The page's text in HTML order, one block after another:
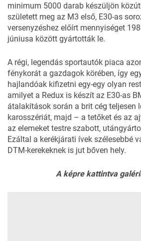
minimum 5000 darab készüljön
született meg az M3 első, E30-as
versenyzéshez előírt mennyiséget
júniusa között gyártották le.
A régi, legendás sportautók piaca
fénykorát a gazdagok körében, így
hajlandóak kifizetni egy-egy olyan
amilyet a Redux is készít az E30-as
átalakítások során a brit cég teljesen
karosszériát, majd – a tetőket és az
az elemeket testre szabott,
Ezáltal a kerékjárati ívek szélesebbé
DTM-kerekeknek is jut bőven hely.
A képre kattintva